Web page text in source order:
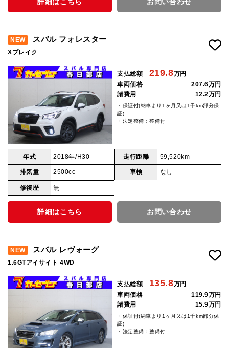
NEW スバル フォレスター
Xブレイク
支払総額 219.8万円
車両価格
207.6万円
諸費用
12.2万円
・保証付(納車より1ヶ月又は1千km部分保
証)
・法定整備：整備付
年式 2018年/H30 走行距離 59,520km
排気量 2500cc 車検 なし
修復歴 無
詳細はこちら お問い合わせ
NEW スバル レヴォーグ
1.6GTアイサイト 4WD
支払総額 135.8万円
車両価格
119.9万円
諸費用
15.9万円
・保証付(納車より1ヶ月又は1千km部分保
証)
・法定整備：整備付